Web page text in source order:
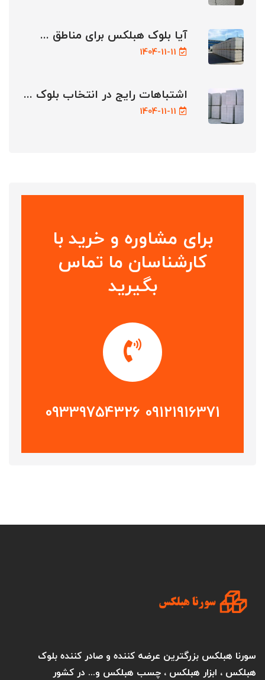
آیا بلوک هبلکس برای مناطق ...
1404-11-11
اشتباهات رایج در انتخاب بلوک ...
1404-11-11
برای مشاوره و خرید با
کارشناسان ما تماس
بگیرید
09121916371 09339754326
سورنا هبلکس بزرگترین عرضه کننده و صادر کننده بلوک
هبلکس ، ابزار هبلکس ، چسب هبلکس و... در کشور